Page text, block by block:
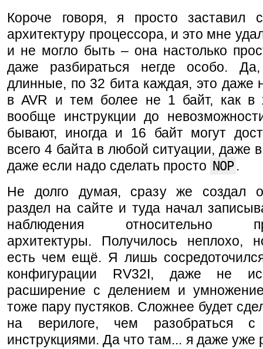
Короче говоря, я просто заставил
архитектуру процессора, и это мне
и не могло быть – она настолько
даже разбираться негде особо. Да,
длинные, по 32 бита каждая, это даже
в AVR и тем более не 1 байт, как
вообще инструкции до
бывают, иногда и 16 байт могут
всего 4 байта в любой ситуации, даже
даже если надо сделать просто NOP .
Не долго думая, сразу же создал
раздел на сайте и туда начал
наблюдения относительно
архитектуры. Получилось неплохо,
есть чем ещё. Я лишь
конфигурации RV32I, даже не
расширение с делением и
тоже пару пустяков. Сложнее будет
на верилоге, чем разобраться
инструкциями. Да что там... я даже уже